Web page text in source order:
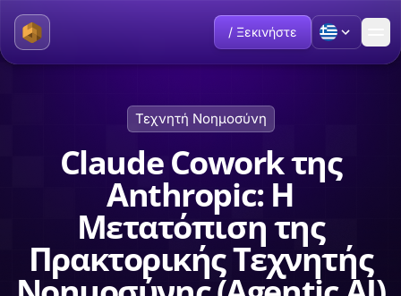
/ Ξεκινήστε
Τεχνητή Νοημοσύνη
Claude Cowork της
Anthropic: Η
Μετατόπιση της
Πρακτορικής Τεχνητής